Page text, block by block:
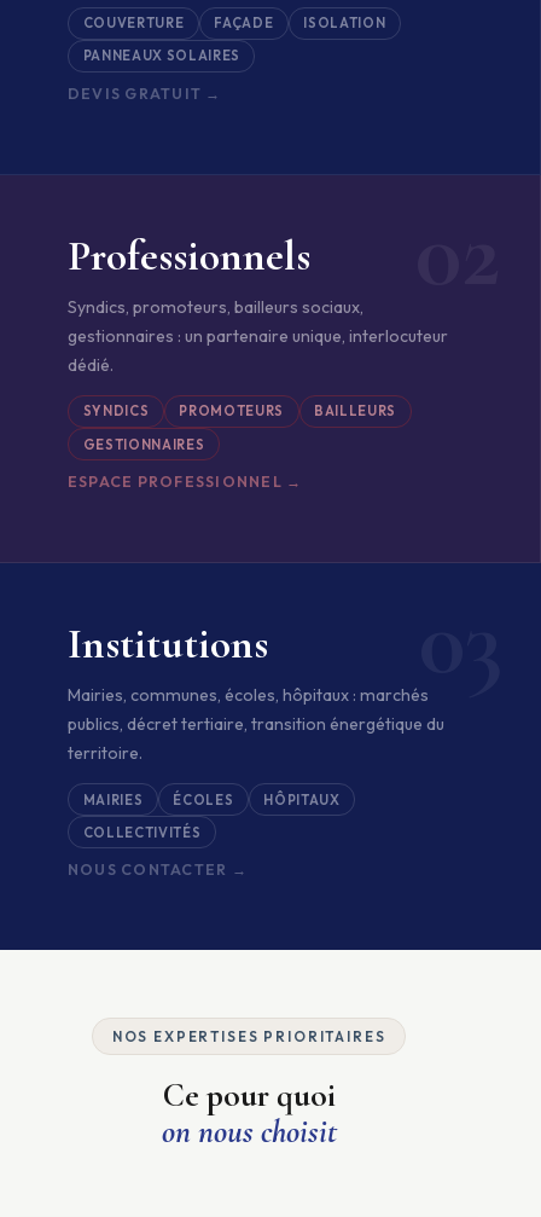
COUVERTURE FAÇADE
ISOLATION
PANNEAUX SOLAIRES
DEVIS GRATUIT →
Professionnels
Syndics, promoteurs, bailleurs sociaux,
gestionnaires : un partenaire unique, interlocuteur
dédié.
SYNDICS PROMOTEURS
BAILLEURS
GESTIONNAIRES
ESPACE PROFESSIONNEL →
Institutions
Mairies, communes, écoles, hôpitaux : marchés
publics, décret tertiaire, transition énergétique du
territoire.
MAIRIES ÉCOLES
HÔPITAUX
COLLECTIVITÉS
NOUS CONTACTER →
NOS EXPERTISES PRIORITAIRES
Ce pour quoi
on nous choisit